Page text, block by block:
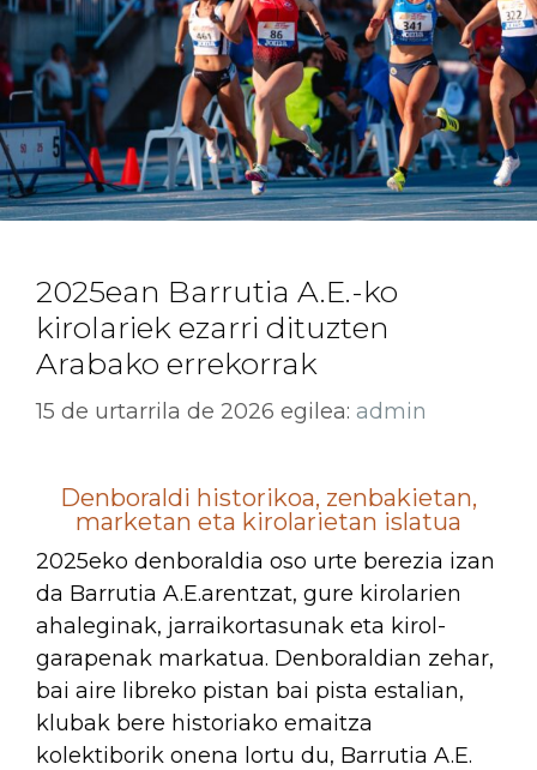
2025ean Barrutia A.E.-ko
kirolariek ezarri dituzten
Arabako errekorrak
15 de urtarrila de 2026 egilea: admin
Denboraldi historikoa, zenbakietan,
marketan eta kirolarietan islatua
2025eko denboraldia oso urte berezia izan
da Barrutia A.E.arentzat, gure kirolarien
ahaleginak, jarraikortasunak eta kirol-
garapenak markatua. Denboraldian zehar,
bai aire libreko pistan bai pista estalian,
klubak bere historiako emaitza
kolektiborik onena lortu du, Barrutia A.E.